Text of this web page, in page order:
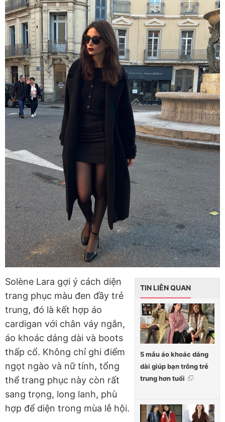
TIN LIÊN QUAN
5 mẫu áo khoác dáng
dài giúp bạn trông trẻ
trung hơn tuổi
Solène Lara gợi ý cách diện
trang phục màu đen đầy trẻ
trung, đó là kết hợp áo
cardigan với chân váy ngắn,
áo khoác dáng dài và boots
thấp cổ. Không chỉ ghi điểm
ngọt ngào và nữ tính, tổng
thể trang phục này còn rất
sang trọng, long lanh, phù
hợp để diện trong mùa lễ hội.